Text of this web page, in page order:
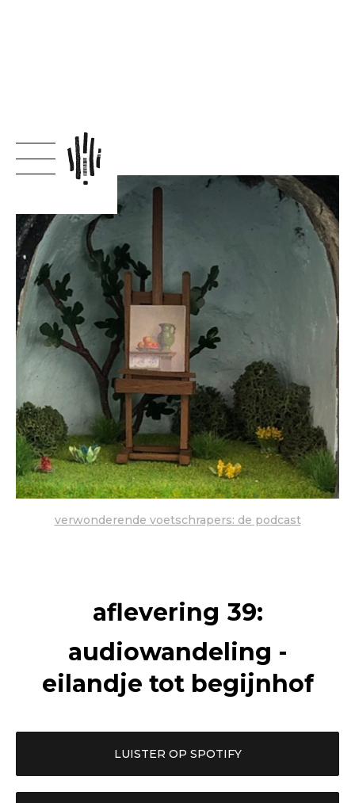
verwonderende voetschrapers: de podcast
aflevering 39:
audiowandeling -
eilandje tot begijnhof
LUISTER OP SPOTIFY